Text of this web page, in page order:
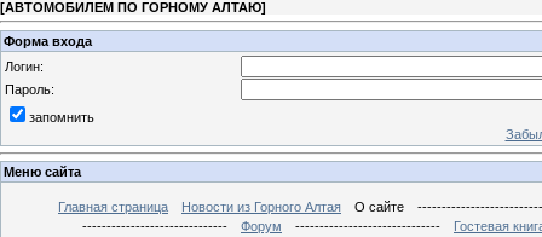
[АВТОМОБИЛЕМ ПО ГОРНОМУ АЛТАЮ]
Форма входа
Логин:
Пароль:
запомнить
Меню сайта
Главная страница Новости из Горного Алтая О сайте
------------------------------
Форум ------------------------------
Гостевая